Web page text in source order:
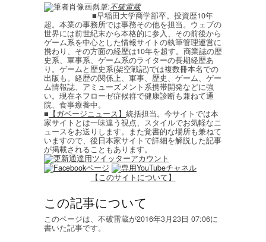
執筆:不破雷蔵
■早稲田大学商学部卒。投資歴10年
超。本業の事務所では事務その他を担当。ウェブの
世界には前世紀末から本格的に参入、その前後から
ゲーム系を中心とした情報サイトの執筆管理運営に
携わり、その方面の経歴は10年を超す。商業誌の歴
史系、軍事系、ゲーム系のライターの長期経歴あ
り。ゲームと歴史系(架空戦記)では複数冊本名での
出版も。経歴の関係上、軍事、歴史、ゲーム、ゲー
ム情報誌、アミューズメント系携帯開発などに強
い。現在ネフローゼ症候群で健康診断も兼ねて通
院、食事療養中。
■ 【ガベージニュース】 統括担当。今サイトでは本
家サイトとは一味違う視点、スタイルでお気軽なニ
ュースをお送りします。また覚書的な場所も兼ねて
いますので、後日本家サイトで詳細を解説した記事
が掲載されることもあります。
【このサイトについて】
この記事について
このページは、不破雷蔵が2016年3月23日 07:06に
書いた記事です。